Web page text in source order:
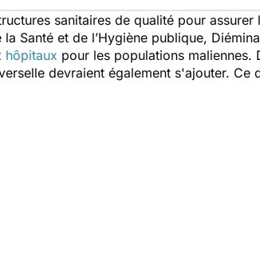
sanitaires de qualité pour assurer
Santé et de l’Hygiène publique,
hôpitaux pour les populations maliennes.
devraient également s'ajouter. Ce